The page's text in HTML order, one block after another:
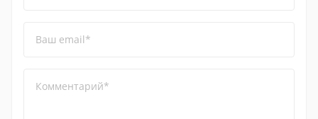
Ваш email*
Комментарий*